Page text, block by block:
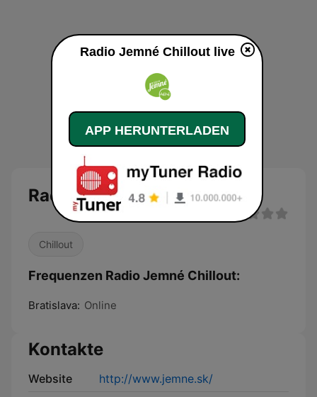
Radio Jemné Chillout
Chillout
Frequenzen Radio Jemné Chillout:
Bratislava: Online
Kontakte
Website
http://www.jemne.sk/
Radio Jemné Chillout live
APP HERUNTERLADEN